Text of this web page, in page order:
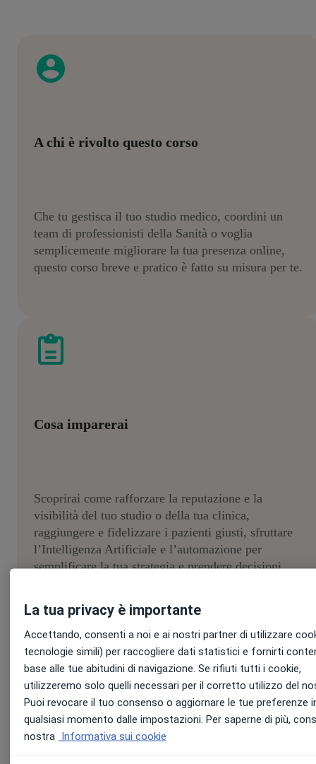
A chi è rivolto questo corso
Che tu gestisca il tuo studio medico, coordini un
team di professionisti della Sanità o voglia
semplicemente migliorare la tua presenza online,
questo corso breve e pratico è fatto su misura per te.
Cosa imparerai
Scoprirai come rafforzare la reputazione e la
visibilità del tuo studio o della tua clinica,
raggiungere e fidelizzare i pazienti giusti, sfruttare
l’Intelligenza Artificiale e l’automazione per
semplificare la tua strategia e prendere decisioni
La tua privacy è importante
Accettando, consenti a noi e ai nostri partner di utilizzare
tecnologie simili) per raccogliere dati statistici e fornirti
base alle tue abitudini di navigazione. Se rifiuti tutti i cookie,
utilizzeremo solo quelli necessari per il corretto utilizzo del
Puoi revocare il tuo consenso o aggiornare le tue preferenze
qualsiasi momento dalle impostazioni. Per saperne di più,
nostra Informativa sui cookie